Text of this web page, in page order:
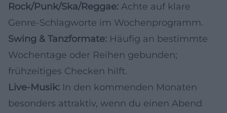
Rock/Punk/Ska/Reggae: Achte auf klare
Genre-Schlagworte im Wochenprogramm.
Swing & Tanzformate: Häufig an bestimmte
Wochentage oder Reihen gebunden;
frühzeitiges Checken hilft.
Live-Musik: In den kommenden Monaten
besonders attraktiv, wenn du einen Abend